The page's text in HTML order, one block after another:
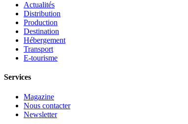
Actualités
Distribution
Production
Destination
Hébergement
Transport
E-tourisme
Services
Magazine
Nous contacter
Newsletter